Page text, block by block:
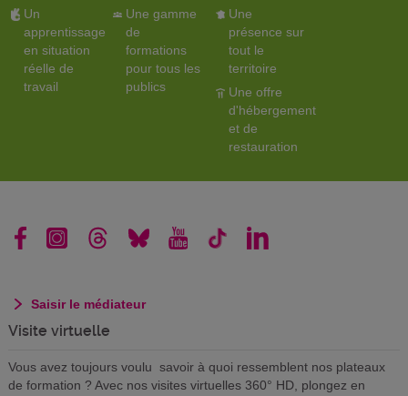
Un
apprentissage
en situation
réelle de
travail
Une gamme
de
formations
pour tous les
publics
Une
présence sur
tout le
territoire
Une offre
d'hébergement
et de
restauration
Saisir le médiateur
Visite virtuelle
Vous avez toujours voulu savoir à quoi ressemblent nos plateaux
de formation ? Avec nos visites virtuelles 360° HD, plongez en